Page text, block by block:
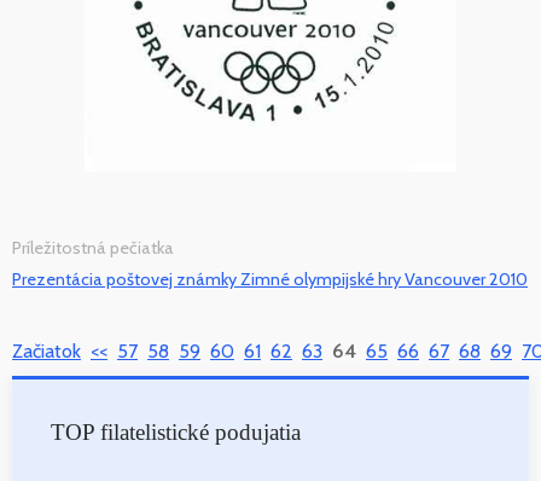
Príležitostná pečiatka
Prezentácia poštovej známky Zimné olympijské hry Vancouver 2010
Začiatok << 57 58 59 60 61 62 63 64 65 66 67 68 69
TOP filatelistické podujatia